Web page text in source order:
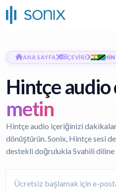
ANA SAYFA ÇEVIRI
Hintçe audio
metin
Hintçe audio içeriğinizi
dönüştürün. Sonix, Hintçe sesi
destekli doğrulukla Svahili diline